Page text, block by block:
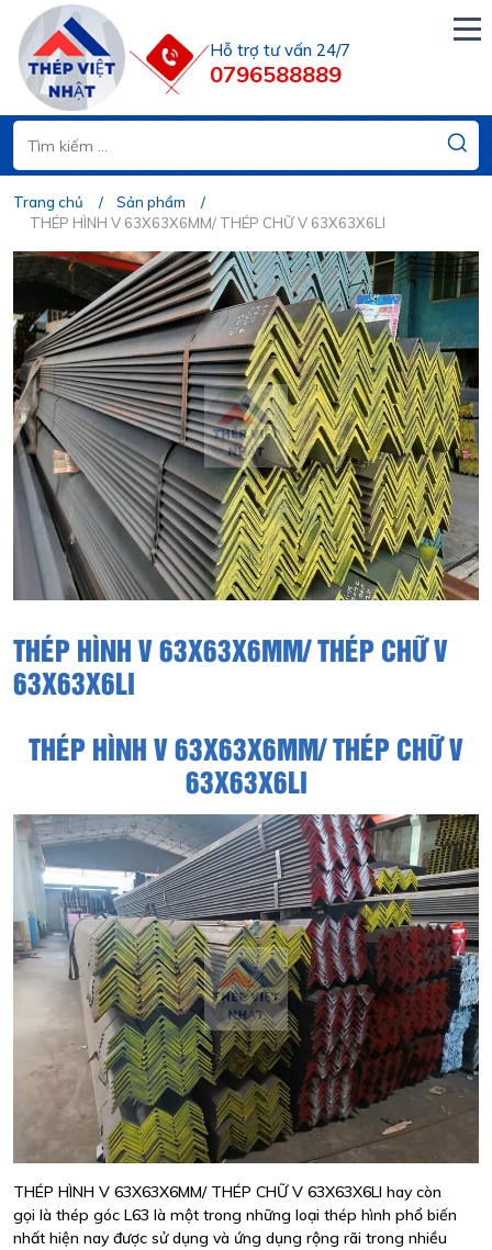
Hỗ trợ tư vấn 24/7
0796588889
Trang chủ
Sản phẩm
THÉP HÌNH V 63X63X6MM/ THÉP CHỮ V 63X63X6LI
THÉP HÌNH V 63X63X6MM/ THÉP CHỮ V
63X63X6LI
THÉP HÌNH V 63X63X6MM/ THÉP CHỮ V
63X63X6LI
THÉP HÌNH V 63X63X6MM/ THÉP CHỮ V 63X63X6LI hay còn
gọi là thép góc L63 là một trong những loại thép hình phổ biến
nhất hiện nay được sử dụng và ứng dụng rộng rãi trong nhiều